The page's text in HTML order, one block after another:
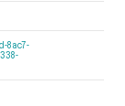
8ac7-